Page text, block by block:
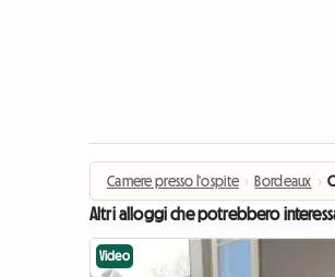
Camere presso l'ospite › Bordeaux ›
Altri alloggi che potrebbero
Video